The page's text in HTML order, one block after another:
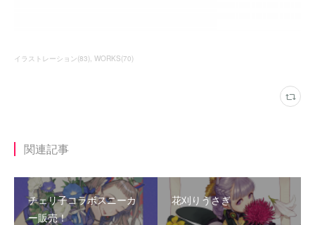
イラストレーション(83) WORKS(70)
関連記事
チェリ子コラボスニーカ
ー販売！
花刈りうさぎ